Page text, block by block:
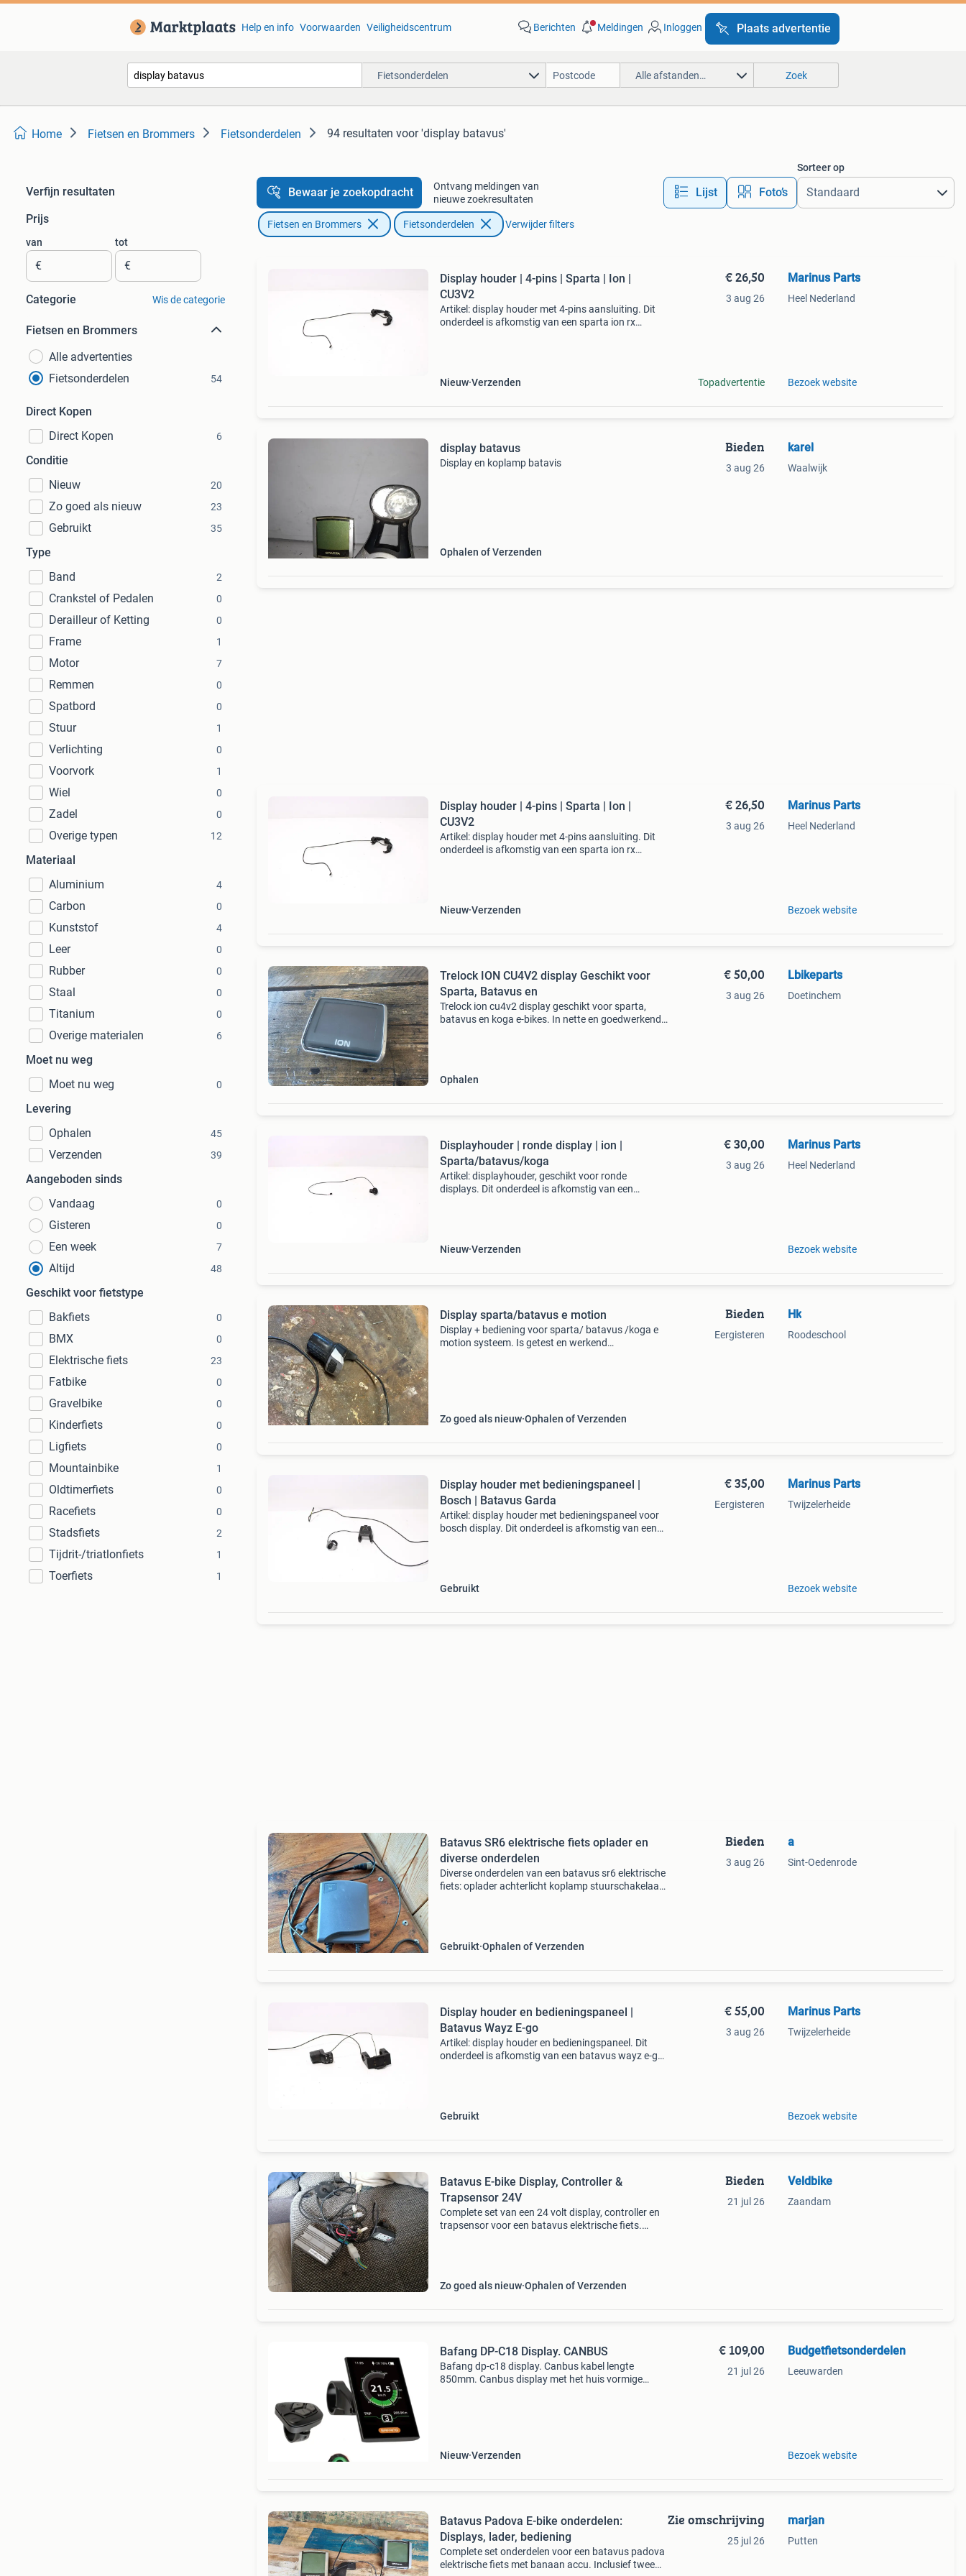
Help en info Voorwaarden Veiligheidscentrum Berichten Meldingen Inloggen Plaats advertentie
Fietsonderdelen Alle afstanden… Zoek
Home Fietsen en Brommers Fietsonderdelen 94 resultaten voor 'display batavus'
Verfijn resultaten
Prijs
van
€
tot
€
Categorie Wis de categorie
Fietsen en Brommers
Alle advertenties
Fietsonderdelen
54
Direct Kopen
Direct Kopen
6
Conditie
Nieuw
20
Zo goed als nieuw 23
Gebruikt 35
Type
Band
2
Crankstel of Pedalen 0
Derailleur of Ketting 0
Frame 1
Motor 7
Remmen 0
Spatbord 0
Stuur 1
Verlichting 0
Voorvork 1
Wiel 0
Zadel 0
Overige typen 12
Materiaal
Aluminium
4
Carbon 0
Kunststof 4
Leer 0
Rubber 0
Staal 0
Titanium 0
Overige materialen 6
Moet nu weg
Moet nu weg
0
Levering
Ophalen
45
Verzenden 39
Aangeboden sinds
Vandaag
0
Gisteren 0
Een week 7
Altijd 48
Geschikt voor fietstype
Bakfiets
0
BMX 0
Elektrische fiets 23
Fatbike 0
Gravelbike 0
Kinderfiets 0
Ligfiets 0
Mountainbike 1
Oldtimerfiets 0
Racefiets 0
Stadsfiets 2
Tijdrit-/triatlonfiets 1
Toerfiets 1
Bewaar je zoekopdracht
Ontvang meldingen van
nieuwe zoekresultaten
Lijst Foto’s
Sorteer op
Fietsen en Brommers Fietsonderdelen Verwijder filters
Display houder | 4-pins | Sparta | Ion |
CU3V2
Artikel: display houder met 4-pins aansluiting. Dit
onderdeel is afkomstig van een sparta ion rx
Nieuw Verzenden
€ 26,50
3 aug 26
Topadvertentie
Marinus Parts
Heel Nederland
Bezoek website
display batavus
Display en koplamp batavis
Ophalen of Verzenden
Bieden
3 aug 26
karel
Waalwijk
Display houder | 4-pins | Sparta | Ion |
CU3V2
Artikel: display houder met 4-pins aansluiting. Dit
onderdeel is afkomstig van een sparta ion rx
Nieuw Verzenden
€ 26,50
3 aug 26
Marinus Parts
Heel Nederland
Bezoek website
Trelock ION CU4V2 display Geschikt voor
Sparta, Batavus en
Trelock ion cu4v2 display geschikt voor sparta,
batavus en koga e-bikes. In nette en goedwerkende
Ophalen
€ 50,00
3 aug 26
Lbikeparts
Doetinchem
Displayhouder | ronde display | ion |
Sparta/batavus/koga
Artikel: displayhouder, geschikt voor ronde
displays. Dit onderdeel is afkomstig van een
Nieuw Verzenden
€ 30,00
3 aug 26
Marinus Parts
Heel Nederland
Bezoek website
Display sparta/batavus e motion
Display + bediening voor sparta/ batavus /koga e
motion systeem. Is getest en werkend
Zo goed als nieuw Ophalen of Verzenden
Bieden
Eergisteren
Hk
Roodeschool
Display houder met bedieningspaneel |
Bosch | Batavus Garda
Artikel: display houder met bedieningspaneel voor
bosch display. Dit onderdeel is afkomstig van een
Gebruikt
€ 35,00
Eergisteren
Marinus Parts
Twijzelerheide
Bezoek website
Batavus SR6 elektrische fiets oplader en
diverse onderdelen
Diverse onderdelen van een batavus sr6 elektrische
fiets: oplader achterlicht koplamp stuurschakelaar
Gebruikt Ophalen of Verzenden
Bieden
3 aug 26
a
Sint-Oedenrode
Display houder en bedieningspaneel |
Batavus Wayz E-go
Artikel: display houder en bedieningspaneel. Dit
onderdeel is afkomstig van een batavus wayz e-go
Gebruikt
€ 55,00
3 aug 26
Marinus Parts
Twijzelerheide
Bezoek website
Batavus E-bike Display, Controller &
Trapsensor 24V
Complete set van een 24 volt display, controller en
trapsensor voor een batavus elektrische fiets.
Zo goed als nieuw Ophalen of Verzenden
Bieden
21 jul 26
Veldbike
Zaandam
Bafang DP-C18 Display. CANBUS
Bafang dp-c18 display. Canbus kabel lengte
850mm. Canbus display met het huis vormige
Nieuw Verzenden
€ 109,00
21 jul 26
Budgetfietsonderdelen
Leeuwarden
Bezoek website
Batavus Padova E-bike onderdelen:
Displays, lader, bediening
Complete set onderdelen voor een batavus padova
elektrische fiets met banaan accu. Inclusief twee
Zie omschrijving
25 jul 26
marjan
Putten